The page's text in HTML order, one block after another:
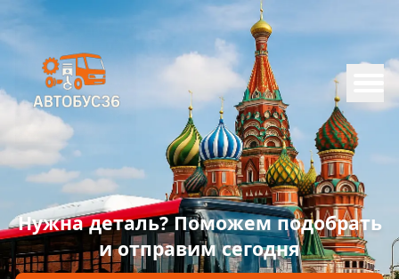
Нужна деталь? Поможем подобрать
и отправим сегодня
Меню
Главная
Каталог
Марки
Информация